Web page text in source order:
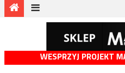
WESPRZYJ PROJEKT